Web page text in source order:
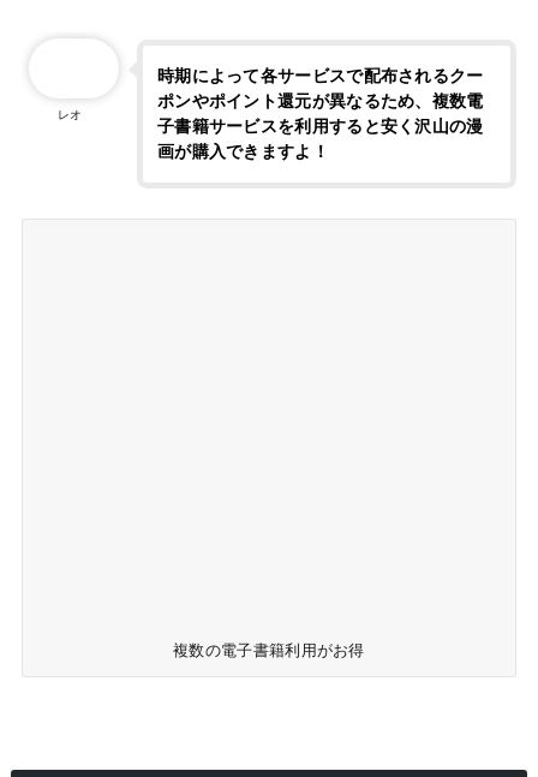
時期によって各サービスで配布されるクー
ポンやポイント還元が異なるため、複数電
子書籍サービスを利用すると安く沢山の漫
画が購入できますよ！
複数の電子書籍利用がお得